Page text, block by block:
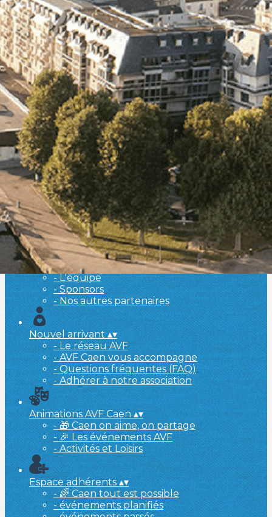
Exporter les lignes sélectionnées
Exporter toutes les colonnes
Exporter uniquement les colonnes affichées
Menu
<
>
- 🎁 Caen on aime, on partage
- 🎉 Les événements AVF
- Activités et Loisirs
Ajoutez un logo, un bouton, des réseaux sociaux
Cliquez pour éditer
L'association▴▾
- L'association
- Brochure
- L'équipe
- Sponsors
- Nos autres partenaires
Nouvel arrivant▴▾
- Le réseau AVF
- AVF Caen vous accompagne
- Questions fréquentes (FAQ)
- Adhérer à notre association
Animations AVF Caen▴▾
- 🎁 Caen on aime, on partage
- 🎉 Les événements AVF
- Activités et Loisirs
Espace adhérents▴▾
- 🌈 Caen tout est possible
- événements planifiés